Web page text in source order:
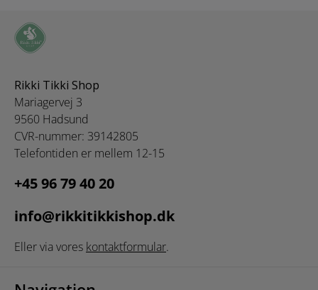
Rikki Tikki Shop
Mariagervej 3
9560 Hadsund
CVR-nummer: 39142805
Telefontiden er mellem 12-15
+45 96 79 40 20
info@rikkitikkishop.dk
Eller via vores kontaktformular.